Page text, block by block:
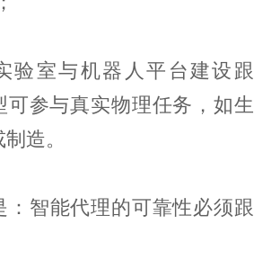
验室与机器人平台建设跟
可参与真实物理任务，如生
造。
：智能代理的可靠性必须跟